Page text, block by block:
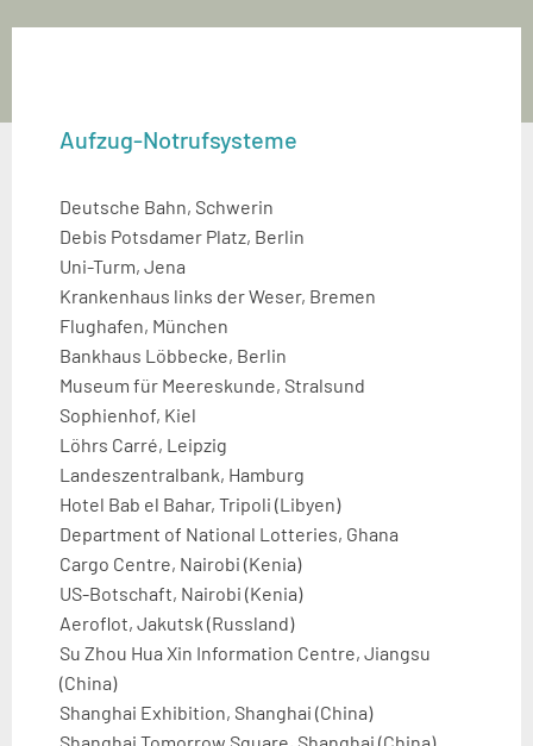
Aufzug-Notrufsysteme
Deutsche Bahn, Schwerin
Debis Potsdamer Platz, Berlin
Uni-Turm, Jena
Krankenhaus links der Weser, Bremen
Flughafen, München
Bankhaus Löbbecke, Berlin
Museum für Meereskunde, Stralsund
Sophienhof, Kiel
Löhrs Carré, Leipzig
Landeszentralbank, Hamburg
Hotel Bab el Bahar, Tripoli (Libyen)
Department of National Lotteries, Ghana
Cargo Centre, Nairobi (Kenia)
US-Botschaft, Nairobi (Kenia)
Aeroflot, Jakutsk (Russland)
Su Zhou Hua Xin Information Centre, Jiangsu
(China)
Shanghai Exhibition, Shanghai (China)